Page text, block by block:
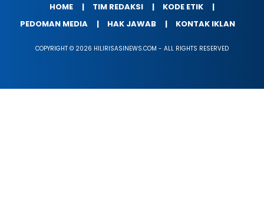
HOME TIM REDAKSI
KODE ETIK
PEDOMAN MEDIA
HAK JAWAB KONTAK IKLAN
COPYRIGHT © 2026 HILIRISASINEWS.COM - ALL RIGHTS RESERVED